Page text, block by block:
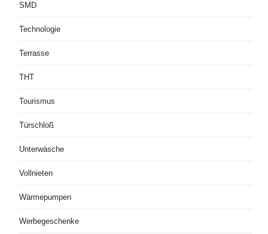
SMD
Technologie
Terrasse
THT
Tourismus
Türschloß
Unterwäsche
Vollnieten
Wärmepumpen
Werbegeschenke